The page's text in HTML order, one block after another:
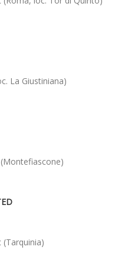
La Giustiniana)
(Tarquinia)